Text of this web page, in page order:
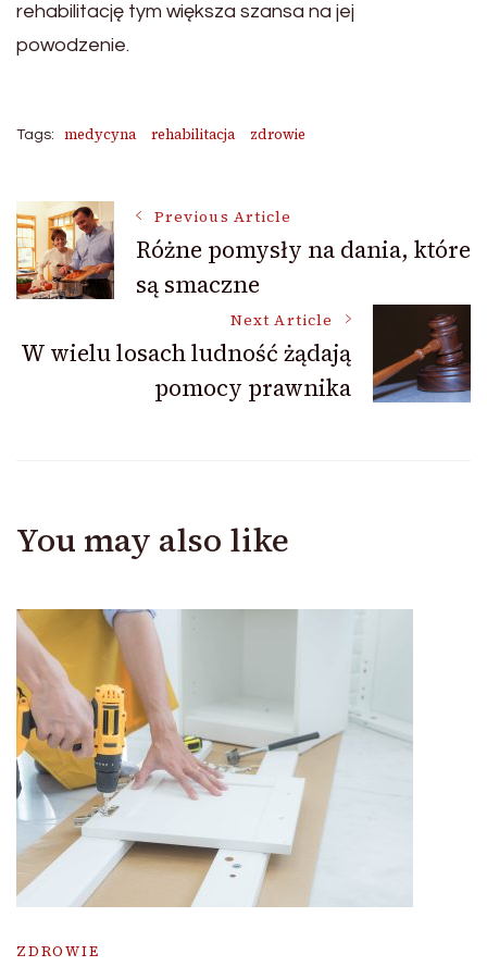
rehabilitację tym większa szansa na jej
powodzenie.
Tags: medycyna rehabilitacja zdrowie
Post
Navigation
Previous Article
Różne pomysły na dania, które
są smaczne
Next Article
W wielu losach ludność żądają
pomocy prawnika
You may also like
ZDROWIE